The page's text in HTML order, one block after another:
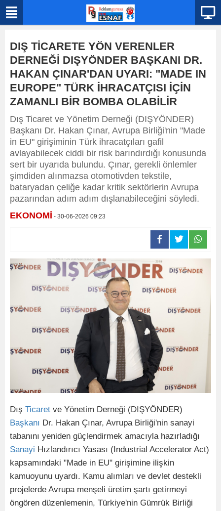
DIŞ TİCARETE YÖN VERENLER
DERNEĞİ DIŞYÖNDER BAŞKANI DR.
HAKAN ÇINAR'DAN UYARI: "MADE IN
EUROPE" TÜRK İHRACATÇISI İÇİN
ZAMANLI BİR BOMBA OLABİLİR
Dış Ticaret ve Yönetim Derneği (DIŞYÖNDER)
Başkanı Dr. Hakan Çınar, Avrupa Birliği'nin "Made
in EU" girişiminin Türk ihracatçıları gafil
avlayabilecek ciddi bir risk barındırdığı konusunda
sert bir uyarıda bulundu. Çınar, gerekli önlemler
şimdiden alınmazsa otomotivden tekstile,
bataryadan çeliğe kadar kritik sektörlerin Avrupa
pazarından adım adım dışlanabileceğini söyledi.
EKONOMİ - 30-06-2026 09:23
Dış Ticaret ve Yönetim Derneği (DIŞYÖNDER)
Başkanı Dr. Hakan Çınar, Avrupa Birliği'nin sanayi
tabanını yeniden güçlendirmek amacıyla hazırladığı
Sanayi Hızlandırıcı Yasası (Industrial Accelerator Act)
kapsamındaki "Made in EU" girişimine ilişkin
kamuoyunu uyardı. Kamu alımları ve devlet destekli
projelerde Avrupa menşeli üretim şartı getirmeyi
öngören düzenlemenin, Türkiye'nin Gümrük Birliği